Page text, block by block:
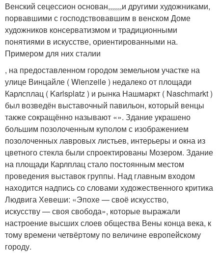
Венский сецессион основан,,,,,,,и другими художниками,
порвавшими с господствовавшим в венском Доме
художников консерватизмом и традиционными
понятиями в искусстве, ориентированными на.
Примером для них сталии
, на предоставленном городом земельном участке на
улице Винцайле ( Wienzeile ) недалеко от площади
Карлсплац ( Karlsplatz ) и рынка Нашмаркт ( Naschmarkt )
был возведён выставочный павильон, который венцы
также сокращённо называют «». Здание украшено
большим позолоченным куполом с изображением
позолоченных лавровых листьев, интерьеры и окна из
цветного стекла были спроектированы Мозером. Здание
на площади Карлплац стало постоянным местом
проведения выставок группы. Над главным входом
находится надпись со словами художественного критика
Людвига Хевеши: «Эпохе — своё искусство,
искусству — своя свобода», которые выражали
настроение высших слоев общества Вены конца века, к
тому времени четвёртому по величине европейскому
городу.